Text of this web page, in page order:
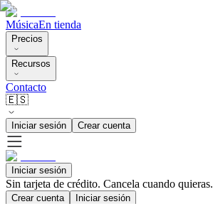
MúsicaEn tienda
Precios
Recursos
Contacto
🇪🇸
Iniciar sesión Crear cuenta
Iniciar sesión
Sin tarjeta de crédito. Cancela cuando quieras.
Crear cuenta Iniciar sesión